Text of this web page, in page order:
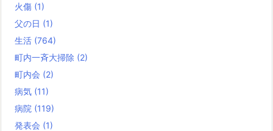
火傷 (1)
父の日 (1)
生活 (764)
町内一斉大掃除 (2)
町内会 (2)
病気 (11)
病院 (119)
発表会 (1)